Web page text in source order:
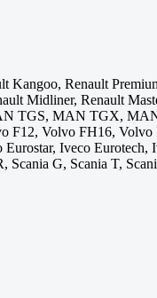
Kangoo, Renault
Midliner, Renault
TGS, MAN TGX,
F12, Volvo FH16,
Eurostar, Iveco Eurotech,
Scania G, Scania T,